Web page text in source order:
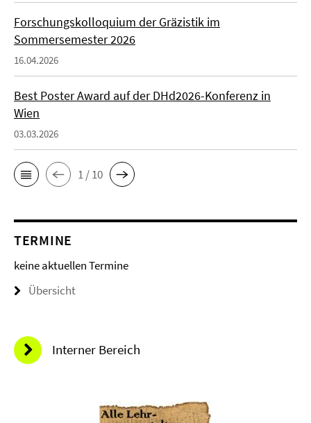
Forschungskolloquium der Gräzistik im
Sommersemester 2026
16.04.2026
Best Poster Award auf der DHd2026-Konferenz in
Wien
03.03.2026
1 / 10
TERMINE
keine aktuellen Termine
Übersicht
Interner Bereich